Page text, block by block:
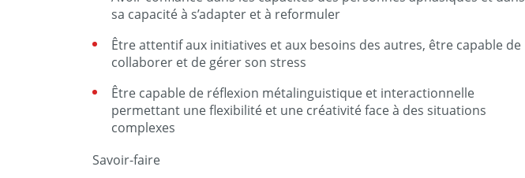
sa capacité à s’adapter et à reformuler
Être attentif aux initiatives et aux besoins des autres, être capable de
collaborer et de gérer son stress
Être capable de réflexion métalinguistique et interactionnelle
permettant une flexibilité et une créativité face à des situations
complexes
Savoir-faire